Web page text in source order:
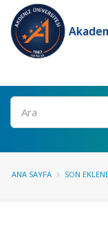
Ara
ANA SAYFA SON